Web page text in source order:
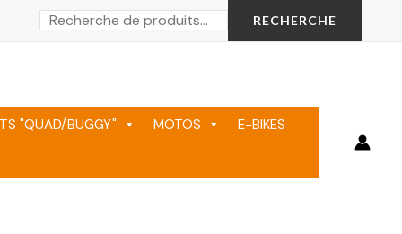
Rechercher RECHERCHE
"QUAD/BUGGY" MOTOS E-BIKES